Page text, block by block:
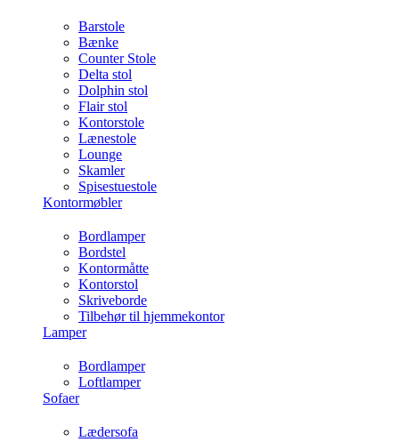
Barstole
Bænke
Counter Stole
Delta stol
Dolphin stol
Flair stol
Kontorstole
Lænestole
Lounge
Skamler
Spisestuestole
Kontormøbler
Bordlamper
Bordstel
Kontormåtte
Kontorstol
Skriveborde
Tilbehør til hjemmekontor
Lamper
Bordlamper
Loftlamper
Sofaer
Lædersofa